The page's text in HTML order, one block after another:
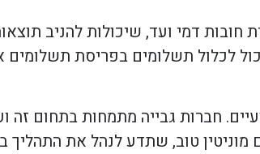
חובות דמי ועד, שיכולות להניב
לכלול תשלומים בפריסת
חברות גבייה מתמחות בתחום זה
טוב, שתדע לנהל את התהליך